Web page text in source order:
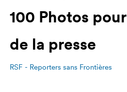
100 Photos
de la presse
RSF - Reporters sans Frontières